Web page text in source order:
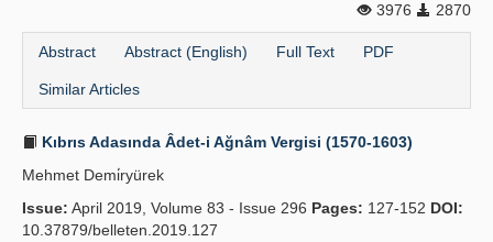
3976
2870
Abstract Abstract (English) Full Text PDF
Similar Articles
Kıbrıs Adasında Âdet-i Ağnâm Vergisi (1570-1603)
Mehmet Demi̇ryürek
Issue: April 2019, Volume 83 - Issue 296 Pages: 127-152 DOI:
10.37879/belleten.2019.127